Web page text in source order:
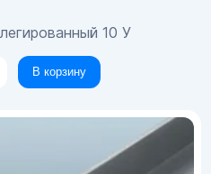
10 У
В корзину